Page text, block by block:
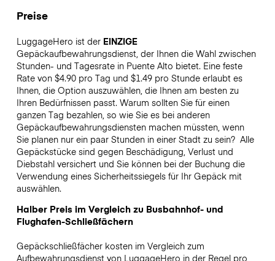
Preise
LuggageHero ist der EINZIGE
Gepäckaufbewahrungsdienst, der Ihnen die Wahl zwischen
Stunden- und Tagesrate in Puente Alto bietet. Eine feste
Rate von $4.90 pro Tag und $1.49 pro Stunde erlaubt es
Ihnen, die Option auszuwählen, die Ihnen am besten zu
Ihren Bedürfnissen passt. Warum sollten Sie für einen
ganzen Tag bezahlen, so wie Sie es bei anderen
Gepäckaufbewahrungsdiensten machen müssten, wenn
Sie planen nur ein paar Stunden in einer Stadt zu sein? Alle
Gepäckstücke sind gegen Beschädigung, Verlust und
Diebstahl versichert und Sie können bei der Buchung die
Verwendung eines Sicherheitssiegels für Ihr Gepäck mit
auswählen.
Halber Preis im Vergleich zu Busbahnhof- und
Flughafen-Schließfächern
Gepäckschließfächer kosten im Vergleich zum
Aufbewahrungsdienst von LuggageHero in der Regel pro